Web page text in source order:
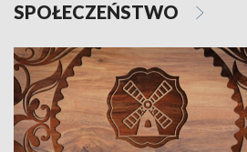
SPOŁECZEŃSTWO